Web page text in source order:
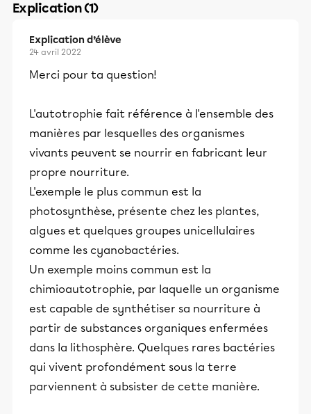
Explication (1)
Explication d’élève
24 avril 2022
Merci pour ta question!
L'autotrophie fait référence à l'ensemble des
manières par lesquelles des organismes
vivants peuvent se nourrir en fabricant leur
propre nourriture.
L'exemple le plus commun est la
photosynthèse, présente chez les plantes,
algues et quelques groupes unicellulaires
comme les cyanobactéries.
Un exemple moins commun est la
chimioautotrophie, par laquelle un organisme
est capable de synthétiser sa nourriture à
partir de substances organiques enfermées
dans la lithosphère. Quelques rares bactéries
qui vivent profondément sous la terre
parviennent à subsister de cette manière.